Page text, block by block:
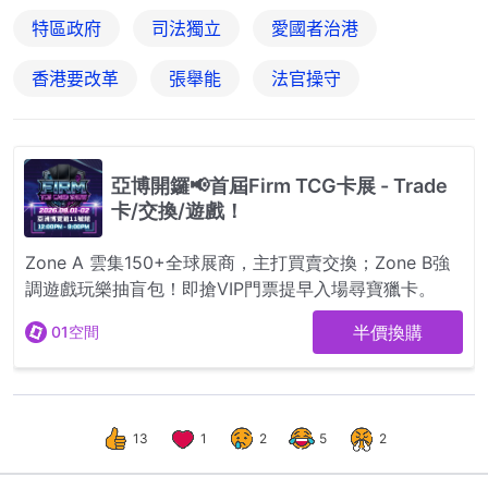
特區政府 司法獨立 愛國者治港
香港要改革 張舉能 法官操守
13 1 2 5 2